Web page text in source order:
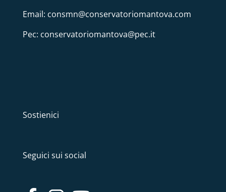
Email: consmn@conservatoriomantova.com
Pec: conservatoriomantova@pec.it
Sostienici
Seguici sui social